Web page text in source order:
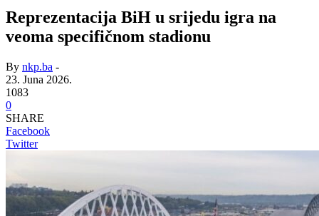
Reprezentacija BiH u srijedu igra na
veoma specifičnom stadionu
By nkp.ba -
23. Juna 2026.
1083
0
SHARE
Facebook
Twitter